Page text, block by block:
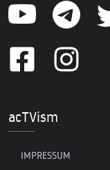
acTVism
IMPRESSUM